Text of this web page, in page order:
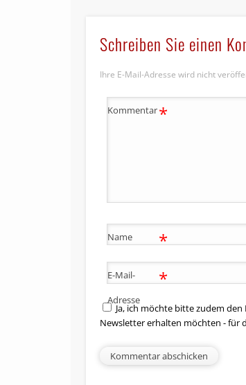
Schreiben Sie einen
Ihre E-Mail-Adresse wird nicht
Kommentar*
Name *
E-Mail-
Adresse
*
Ja, ich möchte bitte zudem
Newsletter erhalten möchten - für